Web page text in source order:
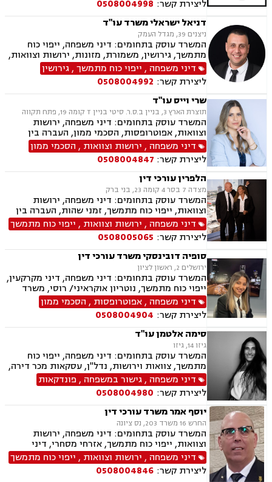
ליצירת קשר: 0508004998
דניאל ישראלי משרד עו"ד
ניצנים 39, מגדל העמק
המשרד עוסק בתחומים: דיני משפחה, ייפוי כוח
מתמשך, גירושין, משמורת, מזונות, ירושות וצוואות,
ידועים בציבור, אפוטרופסות, הסכמי ממון, אבהות,
הורות חד מינית, נישואים אזרחיים, חלוקת רכוש,
תיאום הורי, חטיפת ילדים, זמני שהות, ניכור הורי,
העברנ בין דורית, גישור
דיני משפחה , ייפוי כוח מתמשך,גירושין
ליצירת קשר: 0508004992
שרי וייס עו"ד
תוצרת הארץ 3, בניין ב.ס.ר. סיטי בניין T קומה 19, פתח תקווה
המשרד עוסק בתחומים: דיני משפחה, ירושות
וצוואות, אפוטרופסות, הסכמי ממון, העברה בין
דורית, ייפוי כוח מתמשך
דיני משפחה , ירושות וצוואות , הסכמי ממון
ליצירת קשר: 0508004847
הלפרין עורכי דין
מצדה 7 בסר 4 קומה 23, בני ברק
המשרד עוסק בתחומים: דיני משפחה, ירושות
וצוואות, ייפוי כוח מתמשך, זמני שהות, העברה בין
דורית, חלוקת רכוש, הורות חד מינית, גישור
במשפחה, מיזוגים ורכישות, ליווי עסקי, דיני חוזים,
משפט מסחרי, ניכור הורי, מזונות, הסכמי ממון,
ידועים בציבור, אבהות, חטיפת ילדים, זכיינות,
סכסוך בין בעלי מניות
דיני משפחה , ירושות וצוואות , ייפוי כוח מתמשך
ליצירת קשר: 0508005065
סופיה דובינסקי משרד עורכי דין
ירושלים 2, ראשון לציון
המשרד עוסק בתחומים: דיני משפחה, דיני מקרקעין,
ייפוי כוח מתמשך, נוטריון אוקראיני/ רוסי, משרד
הפנים, ירושות וצוואות, מומחים לדין הזר
דיני משפחה ,אפוטרופסות , הסכמי ממון
ליצירת קשר: 0508004904
סימה אלטמן עו"ד
גיזו 14, גיזו
המשרד עוסק בתחומים: דיני משפחה, ייפוי כוח
מתמשך, צוואות וירושות, נדל"ן, עסקאות מכר דירה,
משפט אזרחי
דיני משפחה ,גישור במשפחה , פונדקאות
ליצירת קשר: 0508004980
יוסף אמר משרד עורכי דין
החרש 16 משרד 203, נס ציונה
המשרד עוסק בתחומים: דיני משפחה, ירושות
וצוואות, ייפוי כוח מתמשך, אזרחי מסחרי, דיני
חברות, דיני חוזים, חוקתי מנהלי, חטיפת ילדים,
סכסוך בין בעלי מניות, תביעות חוב, תיאום הורי,
לשון הרע, בוררות וגישור.
דיני משפחה , ירושות וצוואות , ייפוי כוח מתמשך
ליצירת קשר: 0508004846